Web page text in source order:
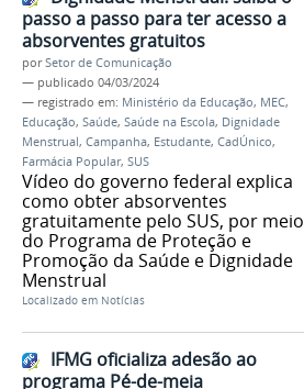
passo a passo para ter acesso a
absorventes gratuitos
porSetor de Comunicação
— publicado 04/03/2024
— registrado em: Ministério da Educação, MEC,
Educação, Saúde, Saúde na Escola, Dignidade
Menstrual, Campanha, Estudante, CadÚnico,
Farmácia Popular, SUS
Vídeo do governo federal explica
como obter absorventes
gratuitamente pelo SUS, por meio
do Programa de Proteção e
Promoção da Saúde e Dignidade
Menstrual
Localizado em Notícias
IFMG oficializa adesão ao
programa Pé-de-meia